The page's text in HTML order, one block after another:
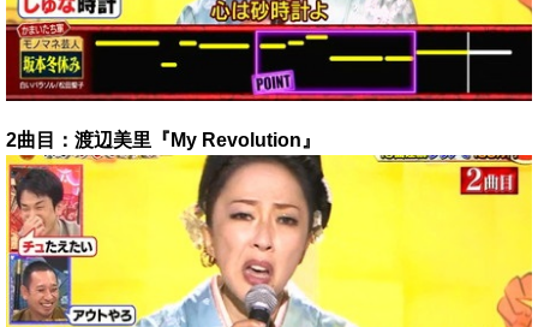
2曲目：渡辺美里『My Revolution』